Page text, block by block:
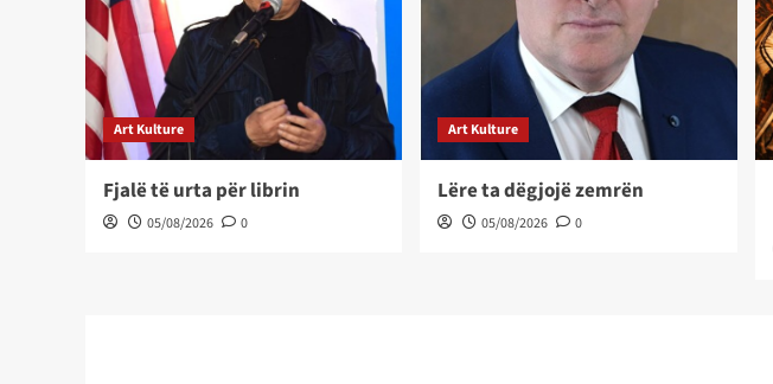
Art Kulture
Fjalë të urta për librin
05/08/2026 0
Art Kulture
Lëre ta dëgjojë zemrën
05/08/2026 0